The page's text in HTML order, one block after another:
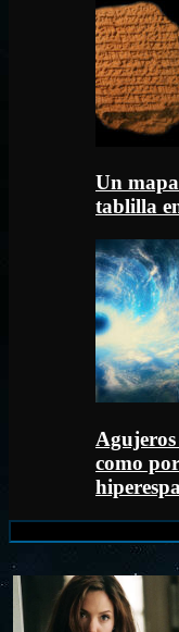
Un
tablilla
como